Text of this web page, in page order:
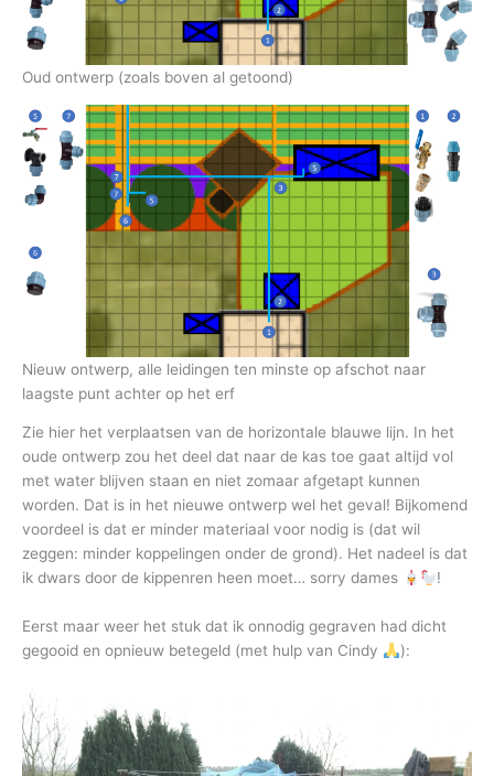
Oud ontwerp (zoals boven al getoond)
Nieuw ontwerp, alle leidingen ten minste op afschot naar
laagste punt achter op het erf
Zie hier het verplaatsen van de horizontale blauwe lijn. In het
oude ontwerp zou het deel dat naar de kas toe gaat altijd vol
met water blijven staan en niet zomaar afgetapt kunnen
worden. Dat is in het nieuwe ontwerp wel het geval! Bijkomend
voordeel is dat er minder materiaal voor nodig is (dat wil
zeggen: minder koppelingen onder de grond). Het nadeel is dat
ik dwars door de kippenren heen moet… sorry dames
!
Eerst maar weer het stuk dat ik onnodig gegraven had dicht
gegooid en opnieuw betegeld (met hulp van Cindy
):